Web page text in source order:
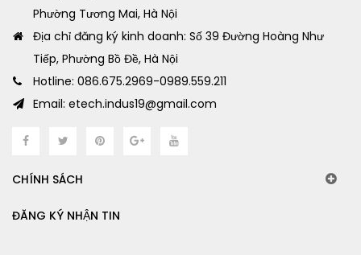
Phường Tương Mai, Hà Nội
Địa chỉ đăng ký kinh doanh: Số 39 Đường Hoàng Như
Tiếp, Phường Bồ Đề, Hà Nội
Hotline: 086.675.2969-0989.559.211
Email: etech.indus19@gmail.com
CHÍNH SÁCH
ĐĂNG KÝ NHẬN TIN